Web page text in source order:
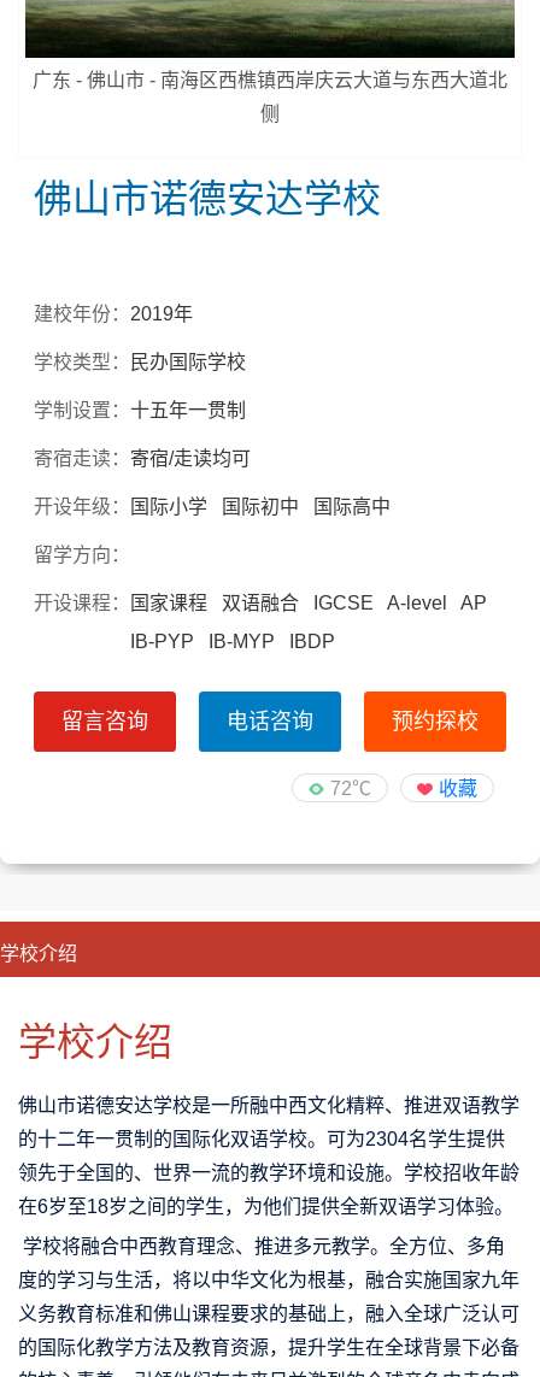
广东 - 佛山市 - 南海区西樵镇西岸庆云大道与东西大道北
侧
佛山市诺德安达学校
建校年份： 2019年
学校类型： 民办国际学校
学制设置：十五年一贯制
寄宿走读： 寄宿/走读均可
开设年级： 国际小学 国际初中 国际高中
留学方向：
开设课程：
国家课程 双语融合 IGCSE A-level AP
IB-PYP IB-MYP IBDP
留言咨询 电话咨询 预约探校
72℃ 收藏
学校介绍
学校介绍
佛山市诺德安达学校是一所融中西文化精粹、推进双语教学
的十二年一贯制的国际化双语学校。可为2304名学生提供
领先于全国的、世界一流的教学环境和设施。学校招收年龄
在6岁至18岁之间的学生，为他们提供全新双语学习体验。
学校将融合中西教育理念、推进多元教学。全方位、多角
度的学习与生活，将以中华文化为根基，融合实施国家九年
义务教育标准和佛山课程要求的基础上，融入全球广泛认可
的国际化教学方法及教育资源，提升学生在全球背景下必备